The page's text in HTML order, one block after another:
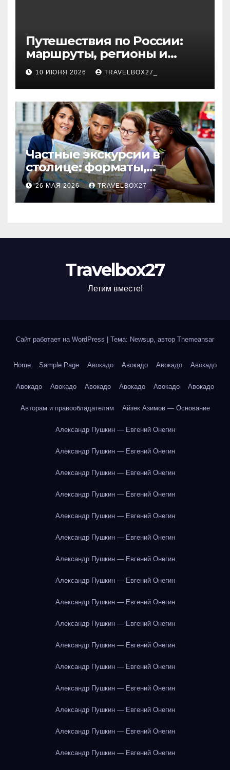
Путешествия по России:
маршруты, регионы и
особенности поездок
10 ИЮНЯ 2026 TRAVELBOX27_
Частные экскурсии в
столице: форматы,
маршруты и особенности
организации
26 МАЯ 2026 TRAVELBOX27_
Travelbox27
Летим вместе!
Сайт работает на WordPress Тема: Newsup, автор Themeansar
Home Sample Page Авокадо Авокадо Авокадо Авокадо
Авокадо Авокадо Авокадо Авокадо Авокадо Авокадо
Авторам и правообладателям Айзек Азимов — Основание
Александр Пушкин — Евгений Онегин
Александр Пушкин — Евгений Онегин
Александр Пушкин — Евгений Онегин
Александр Пушкин — Евгений Онегин
Александр Пушкин — Евгений Онегин
Александр Пушкин — Евгений Онегин
Александр Пушкин — Евгений Онегин
Александр Пушкин — Евгений Онегин
Александр Пушкин — Евгений Онегин
Александр Пушкин — Евгений Онегин
Александр Пушкин — Евгений Онегин
Александр Пушкин — Евгений Онегин
Александр Пушкин — Евгений Онегин
Александр Пушкин — Евгений Онегин
Александр Пушкин — Евгений Онегин
Александр Пушкин — Евгений Онегин